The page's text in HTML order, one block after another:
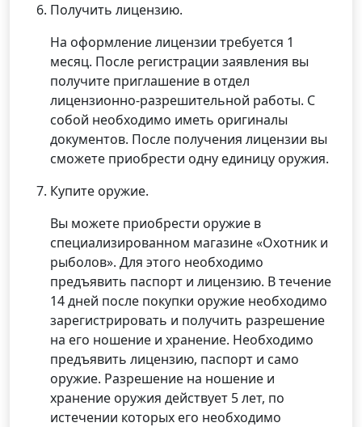
Получить лицензию.
На оформление лицензии требуется 1
месяц. После регистрации заявления вы
получите приглашение в отдел
лицензионно-разрешительной работы. С
собой необходимо иметь оригиналы
документов. После получения лицензии вы
сможете приобрести одну единицу оружия.
Купите оружие.
Вы можете приобрести оружие в
специализированном магазине «Охотник и
рыболов». Для этого необходимо
предъявить паспорт и лицензию. В течение
14 дней после покупки оружие необходимо
зарегистрировать и получить разрешение
на его ношение и хранение. Необходимо
предъявить лицензию, паспорт и само
оружие. Разрешение на ношение и
хранение оружия действует 5 лет, по
истечении которых его необходимо